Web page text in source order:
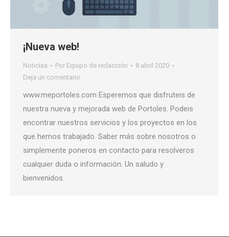
¡Nueva web!
Noticias Por Equipo de redacción
8 abril 2020
Deja un comentario
www.meportoles.com Esperemos que disfruteis de
nuestra nueva y mejorada web de Portoles. Podeis
encontrar nuestros servicios y los proyectos en los
que hemos trabajado. Saber más sobre nosotros o
simplemente poneros en contacto para resolveros
cualquier duda o información. Un saludo y
bienvenidos.